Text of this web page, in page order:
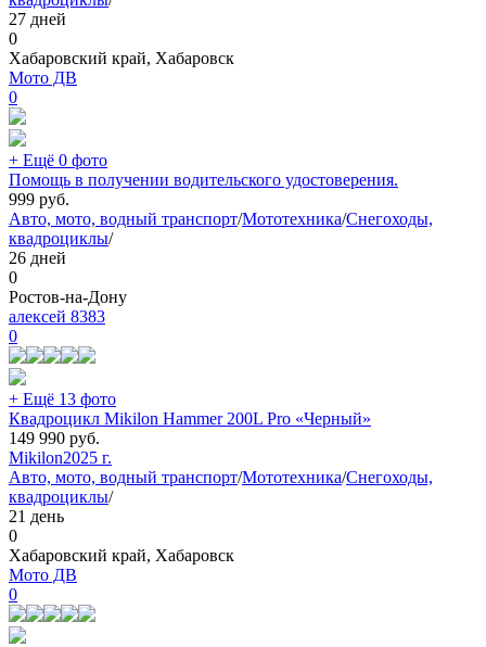
27 дней
0
Хабаровский край, Хабаровск
Мото ДВ
0
+ Ещё 0 фото
Помощь в получении водительского удостоверения.
999 руб.
Авто, мото, водный транспорт/Мототехника/Снегоходы,
квадроциклы/
26 дней
0
Ростов-на-Дону
алексей 8383
0
+ Ещё 13 фото
Квадроцикл Mikilon Hammer 200L Pro «Черный»
149 990 руб.
Mikilon2025 г.
Авто, мото, водный транспорт/Мототехника/Снегоходы,
квадроциклы/
21 день
0
Хабаровский край, Хабаровск
Мото ДВ
0